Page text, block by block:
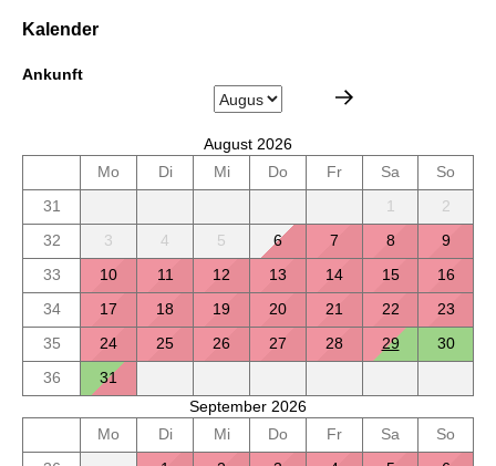
Kalender
Ankunft
August 2026
Mo
Di Mi Do Fr Sa
So
31
1
2
32
3 4 5 6 7 8
9
33
10 11 12 13 14 15
16
34
17 18 19 20 21 22
23
35
24 25 26 27 28 29
30
36
31
September 2026
Mo
Di Mi Do Fr Sa
So